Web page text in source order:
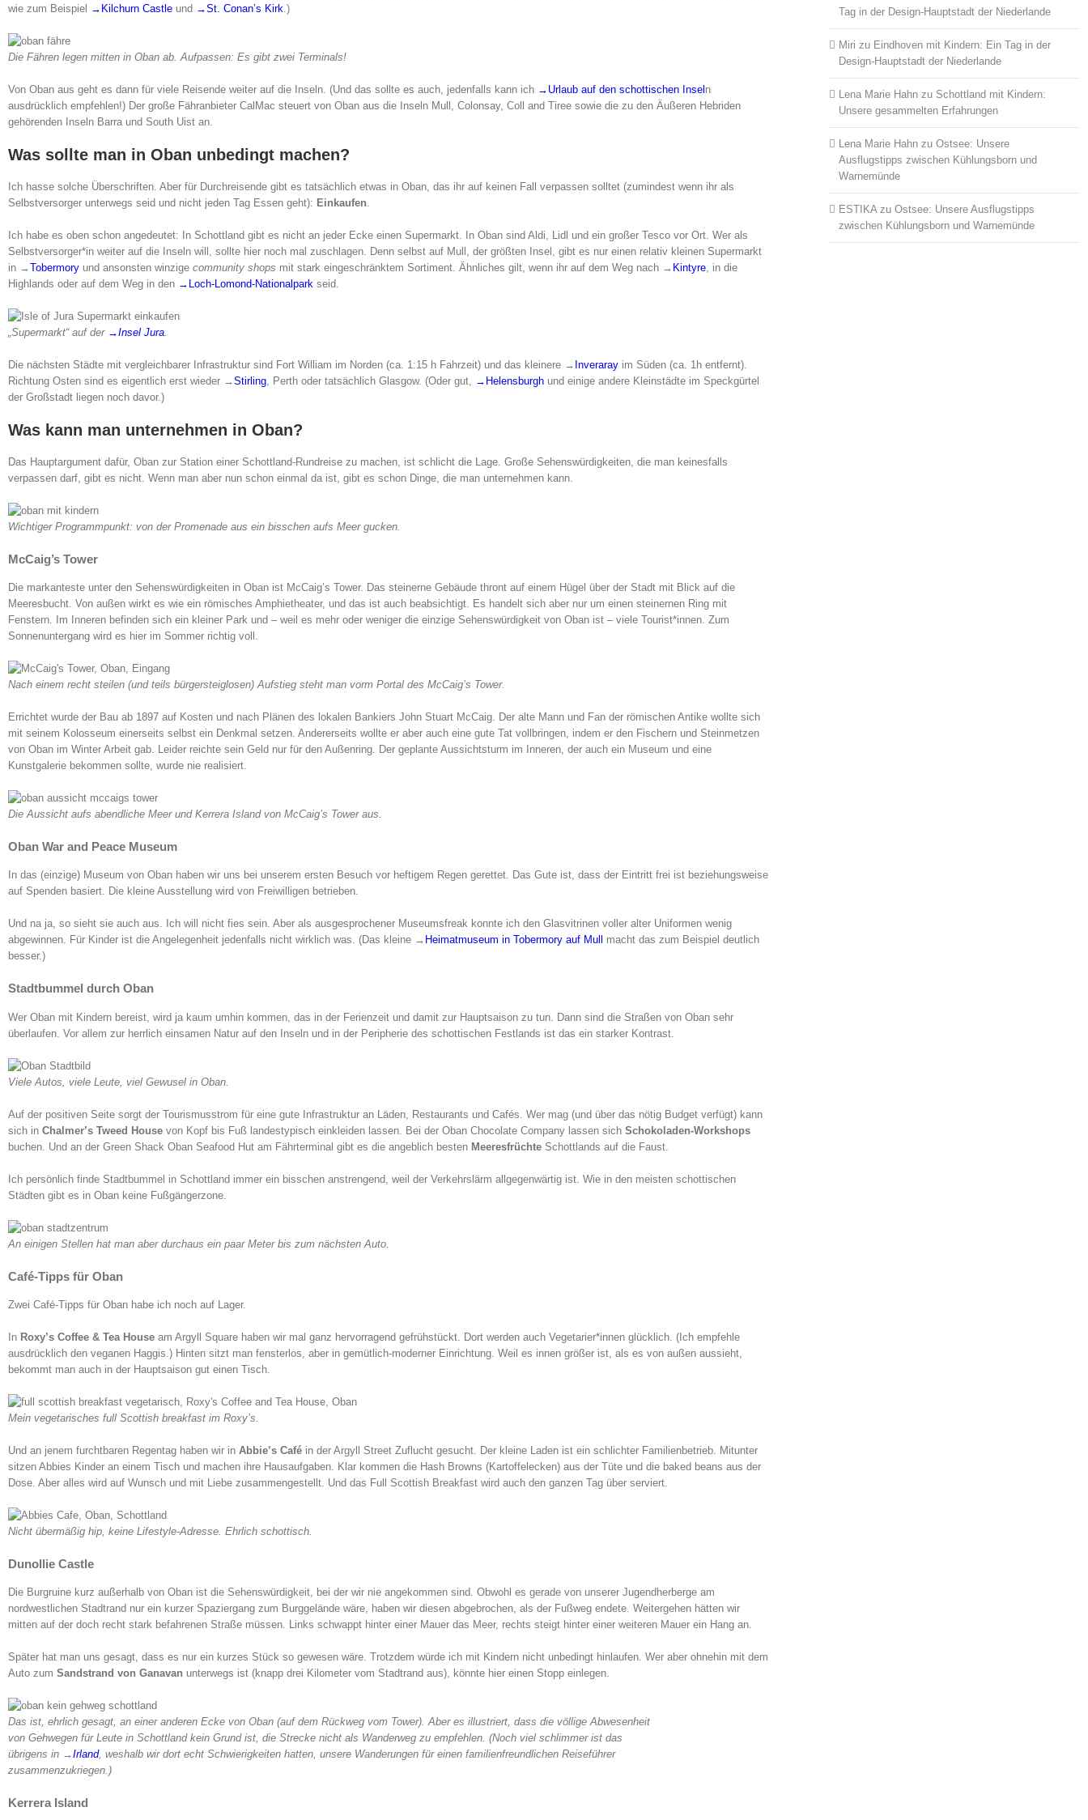
wie zum Beispiel →Kilchurn Castle und →St. Conan’s Kirk.)
Die Fähren legen mitten in Oban ab. Aufpassen: Es gibt zwei Terminals!
Von Oban aus geht es dann für viele Reisende weiter auf die Inseln. (Und das sollte es auch, jedenfalls kann ich →Urlaub auf den schottischen Insel n
ausdrücklich empfehlen!) Der große Fähranbieter CalMac steuert von Oban aus die Inseln Mull, Colonsay, Coll and Tiree sowie die zu den Äußeren Hebriden
gehörenden Inseln Barra und South Uist an.
Was sollte man in Oban unbedingt machen?
Ich hasse solche Überschriften. Aber für Durchreisende gibt es tatsächlich etwas in Oban, das ihr auf keinen Fall verpassen solltet (zumindest wenn ihr als
Selbstversorger unterwegs seid und nicht jeden Tag Essen geht): Einkaufen.
Ich habe es oben schon angedeutet: In Schottland gibt es nicht an jeder Ecke einen Supermarkt. In Oban sind Aldi, Lidl und ein großer Tesco vor Ort. Wer als
Selbstversorger*in weiter auf die Inseln will, sollte hier noch mal zuschlagen. Denn selbst auf Mull, der größten Insel, gibt es nur einen relativ kleinen Supermarkt
in →Tobermory und ansonsten winzige community shops mit stark eingeschränktem Sortiment. Ähnliches gilt, wenn ihr auf dem Weg nach → Kintyre, in die
Highlands oder auf dem Weg in den →Loch-Lomond-Nationalpark seid.
„Supermarkt“ auf der→Insel Jura.
Die nächsten Städte mit vergleichbarer Infrastruktur sind Fort William im Norden (ca. 1:15 h Fahrzeit) und das kleinere → Inveraray im Süden (ca. 1h entfernt).
Richtung Osten sind es eigentlich erst wieder →Stirling, Perth oder tatsächlich Glasgow. (Oder gut, →Helensburgh und einige andere Kleinstädte im Speckgürtel
der Großstadt liegen noch davor.)
Was kann man unternehmen in Oban?
Das Hauptargument dafür, Oban zur Station einer Schottland-Rundreise zu machen, ist schlicht die Lage. Große Sehenswürdigkeiten, die man keinesfalls
verpassen darf, gibt es nicht. Wenn man aber nun schon einmal da ist, gibt es schon Dinge, die man unternehmen kann.
Wichtiger Programmpunkt: von der Promenade aus ein bisschen aufs Meer gucken.
McCaig’s Tower
Die markanteste unter den Sehenswürdigkeiten in Oban ist McCaig’s Tower. Das steinerne Gebäude thront auf einem Hügel über der Stadt mit Blick auf die
Meeresbucht. Von außen wirkt es wie ein römisches Amphietheater, und das ist auch beabsichtigt. Es handelt sich aber nur um einen steinernen Ring mit
Fenstern. Im Inneren befinden sich ein kleiner Park und – weil es mehr oder weniger die einzige Sehenswürdigkeit von Oban ist – viele Tourist*innen. Zum
Sonnenuntergang wird es hier im Sommer richtig voll.
Nach einem recht steilen (und teils bürgersteiglosen) Aufstieg steht man vorm Portal des McCaig’s Tower.
Errichtet wurde der Bau ab 1897 auf Kosten und nach Plänen des lokalen Bankiers John Stuart McCaig. Der alte Mann und Fan der römischen Antike wollte sich
mit seinem Kolosseum einerseits selbst ein Denkmal setzen. Andererseits wollte er aber auch eine gute Tat vollbringen, indem er den Fischern und Steinmetzen
von Oban im Winter Arbeit gab. Leider reichte sein Geld nur für den Außenring. Der geplante Aussichtsturm im Inneren, der auch ein Museum und eine
Kunstgalerie bekommen sollte, wurde nie realisiert.
Die Aussicht aufs abendliche Meer und Kerrera Island von McCaig’s Tower aus.
Oban War and Peace Museum
In das (einzige) Museum von Oban haben wir uns bei unserem ersten Besuch vor heftigem Regen gerettet. Das Gute ist, dass der Eintritt frei ist beziehungsweise
auf Spenden basiert. Die kleine Ausstellung wird von Freiwilligen betrieben.
Und na ja, so sieht sie auch aus. Ich will nicht fies sein. Aber als ausgesprochener Museumsfreak konnte ich den Glasvitrinen voller alter Uniformen wenig
abgewinnen. Für Kinder ist die Angelegenheit jedenfalls nicht wirklich was. (Das kleine → Heimatmuseum in Tobermory auf Mull
macht das zum Beispiel deutlich
besser.)
Stadtbummel durch Oban
Wer Oban mit Kindern bereist, wird ja kaum umhin kommen, das in der Ferienzeit und damit zur Hauptsaison zu tun. Dann sind die Straßen von Oban sehr
überlaufen. Vor allem zur herrlich einsamen Natur auf den Inseln und in der Peripherie des schottischen Festlands ist das ein starker Kontrast.
Viele Autos, viele Leute, viel Gewusel in Oban.
Auf der positiven Seite sorgt der Tourismusstrom für eine gute Infrastruktur an Läden, Restaurants und Cafés. Wer mag (und über das nötig Budget verfügt) kann
sich in Chalmer’s Tweed House von Kopf bis Fuß landestypisch einkleiden lassen. Bei der Oban Chocolate Company lassen sich Schokoladen-Workshops
buchen. Und an der Green Shack Oban Seafood Hut am Fährterminal gibt es die angeblich besten Meeresfrüchte Schottlands auf die Faust.
Ich persönlich finde Stadtbummel in Schottland immer ein bisschen anstrengend, weil der Verkehrslärm allgegenwärtig ist. Wie in den meisten schottischen
Städten gibt es in Oban keine Fußgängerzone.
An einigen Stellen hat man aber durchaus ein paar Meter bis zum nächsten Auto.
Café-Tipps für Oban
Zwei Café-Tipps für Oban habe ich noch auf Lager.
In Roxy’s Coffee & Tea House am Argyll Square haben wir mal ganz hervorragend gefrühstückt. Dort werden auch Vegetarier*innen glücklich. (Ich empfehle
ausdrücklich den veganen Haggis.) Hinten sitzt man fensterlos, aber in gemütlich-moderner Einrichtung. Weil es innen größer ist, als es von außen aussieht,
bekommt man auch in der Hauptsaison gut einen Tisch.
Mein vegetarisches full Scottish breakfast im Roxy’s.
Und an jenem furchtbaren Regentag haben wir in Abbie’s Café in der Argyll Street Zuflucht gesucht. Der kleine Laden ist ein schlichter Familienbetrieb. Mitunter
sitzen Abbies Kinder an einem Tisch und machen ihre Hausaufgaben. Klar kommen die Hash Browns (Kartoffelecken) aus der Tüte und die baked beans aus der
Dose. Aber alles wird auf Wunsch und mit Liebe zusammengestellt. Und das Full Scottish Breakfast wird auch den ganzen Tag über serviert.
Nicht übermäßig hip, keine Lifestyle-Adresse. Ehrlich schottisch.
Dunollie Castle
Die Burgruine kurz außerhalb von Oban ist die Sehenswürdigkeit, bei der wir nie angekommen sind. Obwohl es gerade von unserer Jugendherberge am
nordwestlichen Stadtrand nur ein kurzer Spaziergang zum Burggelände wäre, haben wir diesen abgebrochen, als der Fußweg endete. Weitergehen hätten wir
mitten auf der doch recht stark befahrenen Straße müssen. Links schwappt hinter einer Mauer das Meer, rechts steigt hinter einer weiteren Mauer ein Hang an.
Später hat man uns gesagt, dass es nur ein kurzes Stück so gewesen wäre. Trotzdem würde ich mit Kindern nicht unbedingt hinlaufen. Wer aber ohnehin mit dem
Auto zum Sandstrand von Ganavan unterwegs ist (knapp drei Kilometer vom Stadtrand aus), könnte hier einen Stopp einlegen.
Das ist, ehrlich gesagt, an einer anderen Ecke von Oban (auf dem Rückweg vom Tower). Aber es illustriert, dass die völlige Abwesenheit
von Gehwegen für Leute in Schottland kein Grund ist, die Strecke nicht als Wanderweg zu empfehlen. (Noch viel schlimmer ist das
übrigens in →Irland, weshalb wir dort echt Schwierigkeiten hatten, unsere Wanderungen für einen familienfreundlichen Reiseführer
zusammenzukriegen.)
Kerrera Island
Tag in der Design-Hauptstadt der Niederlande
Miri zu Eindhoven mit Kindern: Ein Tag in der
Design-Hauptstadt der Niederlande
Lena Marie Hahn zu Schottland mit Kindern:
Unsere gesammelten Erfahrungen
Lena Marie Hahn zuOstsee: Unsere
Ausflugstipps zwischen Kühlungsborn und
Warnemünde
ESTIKA zuOstsee: Unsere Ausflugstipps
zwischen Kühlungsborn und Warnemünde